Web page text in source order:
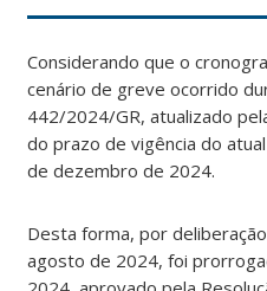
Considerando que o
cenário de greve ocorrido
442/2024/GR, atualizado
do prazo de vigência do
de dezembro de 2024.
Desta forma, por
agosto de 2024, foi